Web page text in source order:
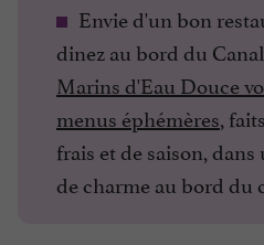
Envie d'un bon
dinez au bord du
Marins d'Eau Douce
menus éphémères ,
frais et de saison,
de charme au bord du